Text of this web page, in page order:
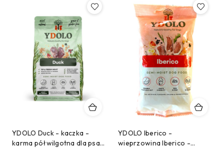
YDOLO Duck - kaczka -
karma półwilgotna dla psa
YDOLO Iberico -
wieprzowina Iberico -